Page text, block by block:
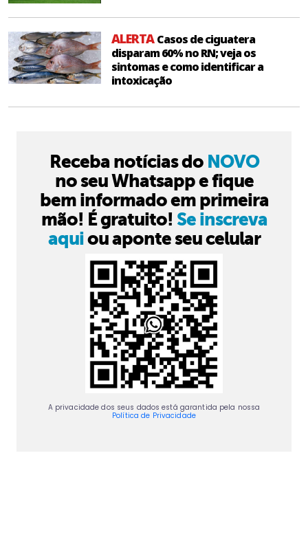
ALERTACasos de ciguatera
disparam 60% no RN; veja os
sintomas e como identificar a
intoxicação
Receba notícias do NOVO
no seu Whatsapp e fique
bem informado em primeira
mão! É gratuito! Se inscreva
aquiou aponte seu celular
A privacidade dos seus dados está garantida pela nossa
Política de Privacidade